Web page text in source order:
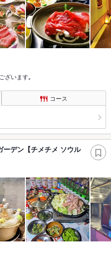
ざいます｡
コース
ーデン【チメチメ ソウル